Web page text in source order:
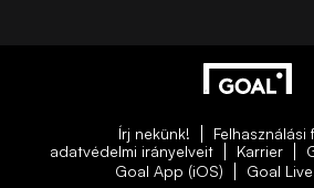
Írj nekünk!
Felhasználási
adatvédelmi irányelveit
Karrier
Goal App (iOS)
Goal Live